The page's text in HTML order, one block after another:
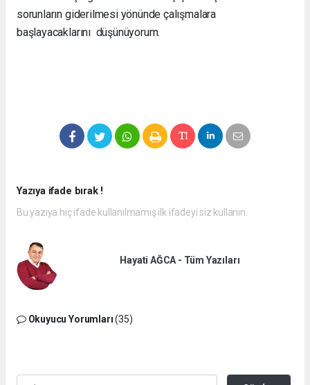
sorunların giderilmesi yönünde çalışmalara
başlayacaklarını düşünüyorum.
Yazıya ifade bırak !
Bu yazıya hiç ifade kullanılmamış ilk ifadeyi siz kullanın.
Hayati AĞCA - Tüm Yazıları
Okuyucu Yorumları(35)